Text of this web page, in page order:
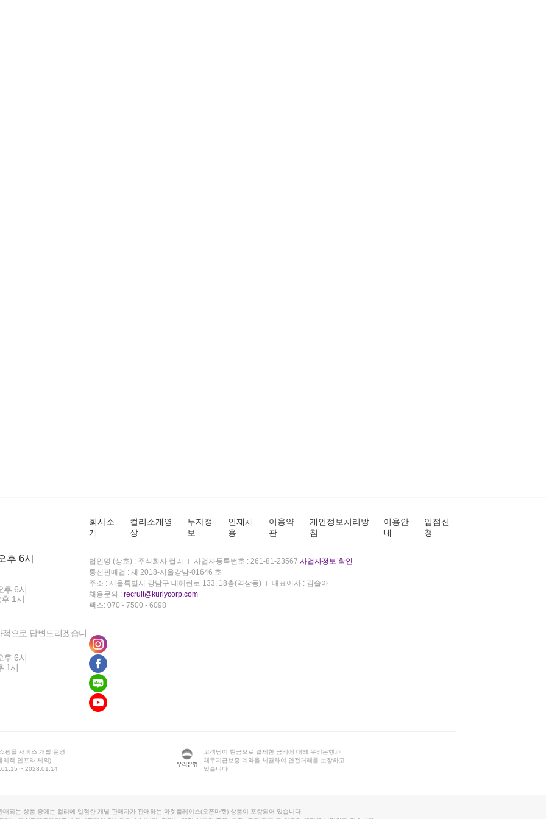
후 6시
후 6시
1시
으로 답변드리겠습니
후 6시
1시
회사소
개
컬리소개영
상
투자정
보
인재채
용
이용약
관
개인정보처리방
침
이용안
내
입점신
청
법인명 (상호) : 주식회사 컬리 사업자등록번호 : 261-81-23567 사업자정보 확인
통신판매업 : 제 2018-서울강남-01646 호
주소 : 서울특별시 강남구 테헤란로 133, 18층(역삼동)
대표이사 : 김슬아
채용문의 : recruit@kurlycorp.com
팩스: 070 - 7500 - 6098
핑몰 서비스 개발·운영
리적 인프라 제외)
~ 2028.01.14
고객님이 현금으로 결제한 금액에 대해 우리은행과
채무지급보증 계약을 체결하여 안전거래를 보장하고
있습니다.
매되는 상품 중에는 컬리에 입점한 개별 판매자가 판매하는 마켓플레이스(오픈마켓) 상품이 포함되어 있습니다.